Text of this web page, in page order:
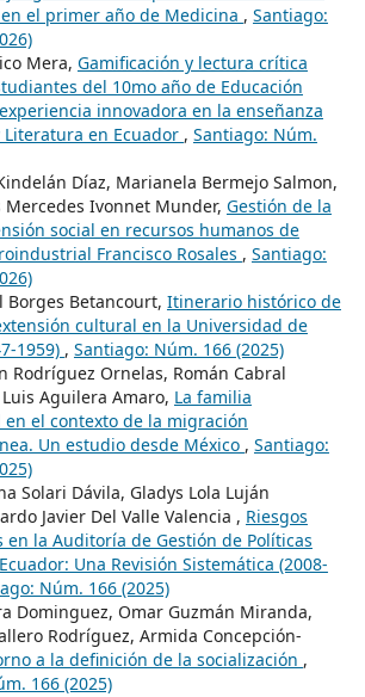
el primer año de Medicina , Santiago:
Mera, Gamificación y lectura crítica
del 10mo año de Educación
innovadora en la enseñanza
Literatura en Ecuador , Santiago: Núm.
Díaz, Marianela Bermejo Salmon,
Mercedes Ivonnet Munder, Gestión de la
social en recursos humanos de
Francisco Rosales , Santiago:
Borges Betancourt, Itinerario histórico de
cultural en la Universidad de
1959) , Santiago: Núm. 166 (2025)
Rodríguez Ornelas, Román Cabral
Luis Aguilera Amaro, La familia
el contexto de la migración
Un estudio desde México , Santiago:
Solari Dávila, Gladys Lola Luján
Javier Del Valle Valencia , Riesgos
en la Auditoría de Gestión de Políticas
Una Revisión Sistemática (2008-
Núm. 166 (2025)
Dominguez, Omar Guzmán Miranda,
Rodríguez, Armida Concepción-
a la definición de la socialización ,
166 (2025)